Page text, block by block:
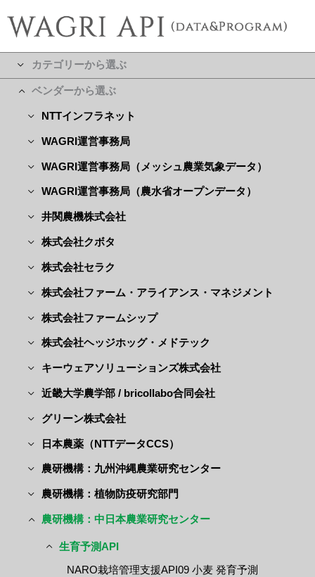
カテゴリーから選ぶ
ベンダーから選ぶ
NTTインフラネット
WAGRI運営事務局
WAGRI運営事務局（メッシュ農業気象データ）
WAGRI運営事務局（農水省オープンデータ）
井関農機株式会社
株式会社クボタ
株式会社セラク
株式会社ファーム・アライアンス・マネジメント
株式会社ファームシップ
株式会社ヘッジホッグ・メドテック
キーウェアソリューションズ株式会社
近畿大学農学部 / bricollabo合同会社
グリーン株式会社
日本農薬（NTTデータCCS）
農研機構：九州沖縄農業研究センター
農研機構：植物防疫研究部門
農研機構：中日本農業研究センター
生育予測API
NARO栽培管理支援API09 小麦 発育予測